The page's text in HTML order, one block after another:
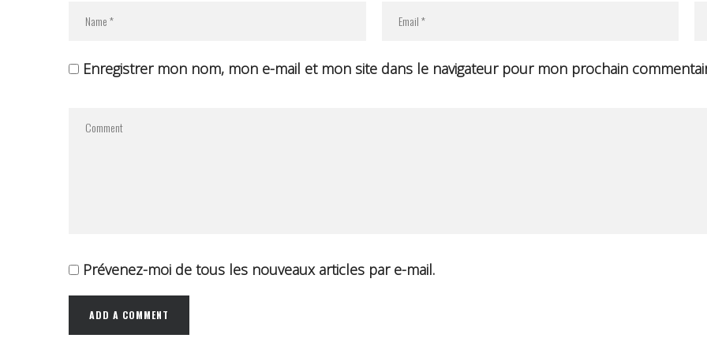
Enregistrer mon nom, mon e-mail et mon site dans le navigateur pour mon prochain
Prévenez-moi de tous les nouveaux articles par e-mail.